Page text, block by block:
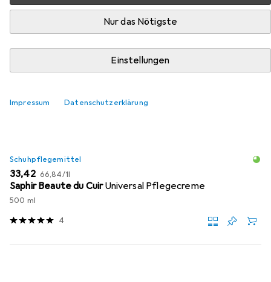
Nur das Nötigste
Einstellungen
Impressum Datenschutzerklärung
Schuhpflegemittel
31
Schuhpflegemittel
EUR
33,42 EUR
66,84/1l
Saphir Beaute du CuirUniversal Pflegecreme
500 ml
4